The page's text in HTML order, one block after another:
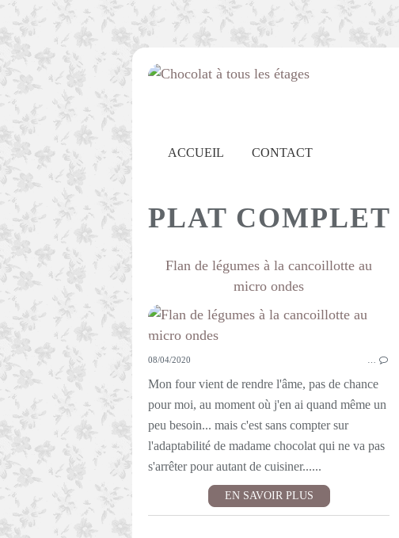
ACCUEIL CONTACT
PLAT COMPLET
Flan de légumes à la cancoillotte au
micro ondes
08/04/2020
Mon four vient de rendre l'âme, pas de chance
pour moi, au moment où j'en ai quand même un
peu besoin... mais c'est sans compter sur
l'adaptabilité de madame chocolat qui ne va pas
s'arrêter pour autant de cuisiner......
EN SAVOIR PLUS